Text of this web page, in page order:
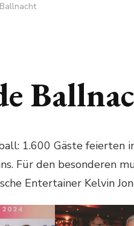
1.600 Gäste
Für den besonderen
Entertainer Kelvin